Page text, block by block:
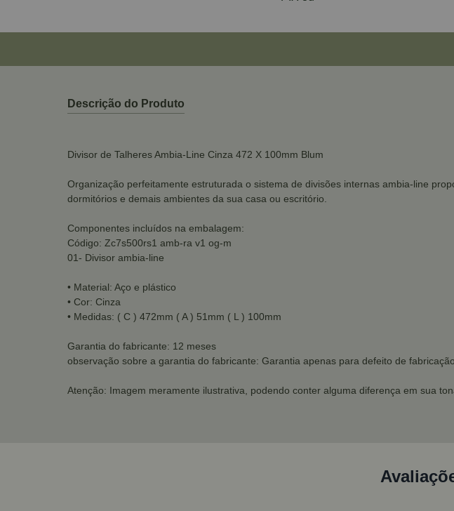
Descrição do Produto
Divisor de Talheres Ambia-Line Cinza 472 X 100mm Blum
Organização perfeitamente estruturada o sistema de divisões internas ambia-line
dormitórios e demais ambientes da sua casa ou escritório.
Componentes incluídos na embalagem:
Código: Zc7s500rs1 amb-ra v1 og-m
01- Divisor ambia-line
• Material: Aço e plástico
• Cor: Cinza
• Medidas: ( C ) 472mm ( A ) 51mm ( L ) 100mm
Garantia do fabricante: 12 meses
observação sobre a garantia do fabricante: Garantia apenas para defeito de
Atenção: Imagem meramente ilustrativa, podendo conter alguma diferença em sua